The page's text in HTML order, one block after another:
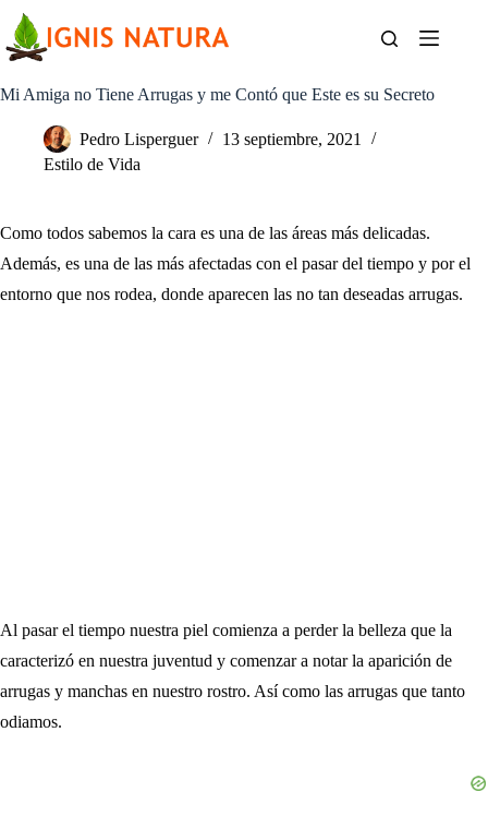
contenido
Mi Amiga no Tiene Arrugas y me Contó que Este es su Secreto
Pedro Lisperguer
13 septiembre, 2021
Estilo de Vida
Como todos sabemos la cara es una de las áreas más delicadas.
Además, es una de las más afectadas con el pasar del tiempo y por el
entorno que nos rodea, donde aparecen las no tan deseadas arrugas.
Al pasar el tiempo nuestra piel comienza a perder la belleza que la
caracterizó en nuestra juventud y comenzar a notar la aparición de
arrugas y manchas en nuestro rostro. Así como las arrugas que tanto
odiamos.